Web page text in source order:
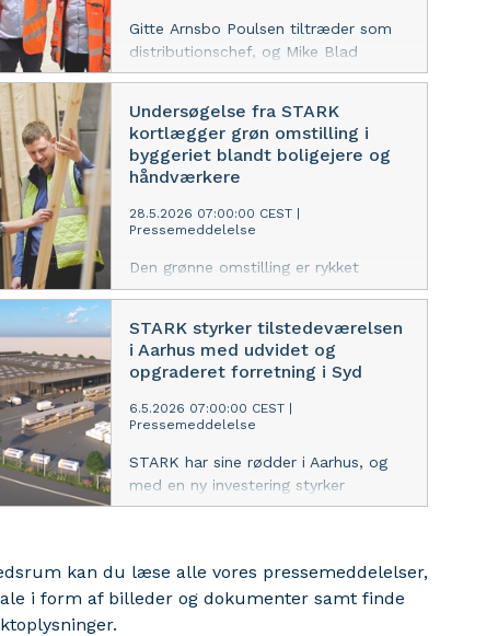
Gitte Arnsbo Poulsen tiltræder som
distributionschef, og Mike Blad
Frigast-Schou bliver ny lagerchef, når
distributionscenter, som skal
sikre en friktionsfri leveringsoplevelse
til landets håndværkere.
Undersøgelse fra STARK
kortlægger grøn omstilling i
byggeriet blandt boligejere og
håndværkere
28.5.2026 07:00:00 CEST
Pressemeddelelse
Den grønne omstilling er rykket
tættere på byggeprojekterne rundt
undersøgelse KlimaPuls 2025/2026,
hvor både boligejere og håndværkere
forholder sig til klimaaftryk i
byggematerialer og løsninger.
STARK styrker tilstedeværelsen
i Aarhus med udvidet og
opgraderet forretning i Syd
6.5.2026 07:00:00 CEST
Pressemeddelelse
STARK har sine rødder i Aarhus, og
med en ny investering styrker
virksomheden nu sin tilstedeværelse i
udvidelse af forretningen i Viby skal
skabe en ny, moderne forretning i
kan du læse alle vores pressemeddelelser,
i form af billeder og dokumenter samt finde